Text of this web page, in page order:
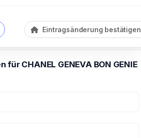
Eintragsänderung bestätigen
CHANEL GENEVA BON GENIE